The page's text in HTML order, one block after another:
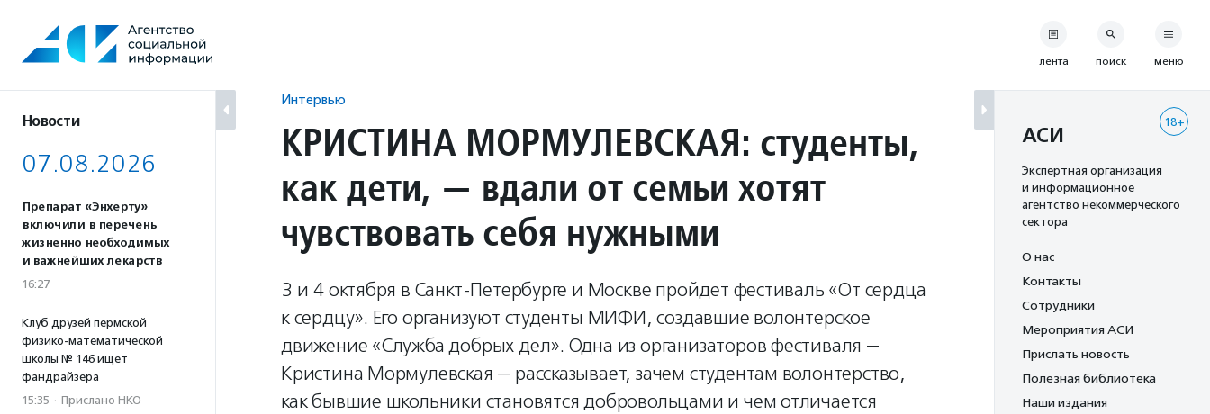
содержанию
Новости
07.08.2026
Препарат «Энхерту»
включили в перечень
жизненно необходимых
и важнейших лекарств
16:27
Клуб друзей пермской
физико-математической
школы № 146 ищет
фандрайзера
15:35 · Прислано НКО
Интервью
КРИСТИНА МОРМУЛЕВСКАЯ: студенты,
как дети, — вдали от семьи хотят
чувствовать себя нужными
3 и 4 октября в Санкт-Петербурге и Москве пройдет фестиваль «От сердца
к сердцу». Его организуют студенты МИФИ, создавшие волонтерское
движение «Служба добрых дел». Одна из организаторов фестиваля —
Кристина Мормулевская — рассказывает, зачем студентам волонтерство,
как бывшие школьники становятся добровольцами и чем отличается
лента поиск меню
18+
АСИ
Экспертная организация
и информационное
агентство некоммерческого
сектора
О нас
Контакты
Сотрудники
Мероприятия АСИ
Прислать новость
Полезная библиотека
Наши издания